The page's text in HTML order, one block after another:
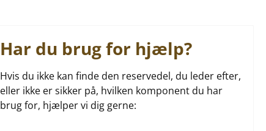
Har du brug for hjælp?
Hvis du ikke kan finde den reservedel, du leder efter,
eller ikke er sikker på, hvilken komponent du har
brug for, hjælper vi dig gerne: